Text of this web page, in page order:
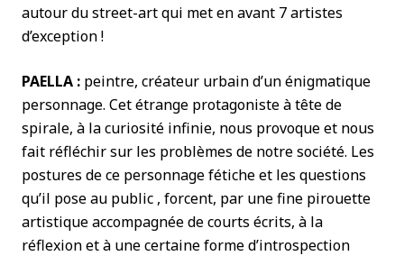
autour du street-art qui met en avant 7 artistes
d’exception !
PAELLA : peintre, créateur urbain d’un énigmatique
personnage. Cet étrange protagoniste à tête de
spirale, à la curiosité infinie, nous provoque et nous
fait réfléchir sur les problèmes de notre société. Les
postures de ce personnage fétiche et les questions
qu’il pose au public , forcent, par une fine pirouette
artistique accompagnée de courts écrits, à la
réflexion et à une certaine forme d’introspection